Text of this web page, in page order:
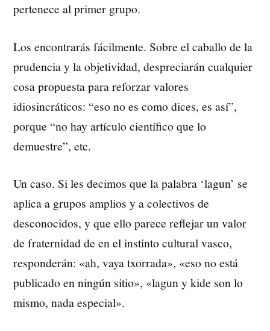
pertenece al primer grupo.
Los encontrarás fácilmente. Sobre el caballo de la
prudencia y la objetividad, despreciarán cualquier
cosa propuesta para reforzar valores
idiosincráticos: “eso no es como dices, es así”,
porque “no hay artículo científico que lo
demuestre”, etc.
Un caso. Si les decimos que la palabra ‘lagun’ se
aplica a grupos amplios y a colectivos de
desconocidos, y que ello parece reflejar un valor
de fraternidad de en el instinto cultural vasco,
responderán: «ah, vaya txorrada», «eso no está
publicado en ningún sitio», «lagun y kide son lo
mismo, nada especial».